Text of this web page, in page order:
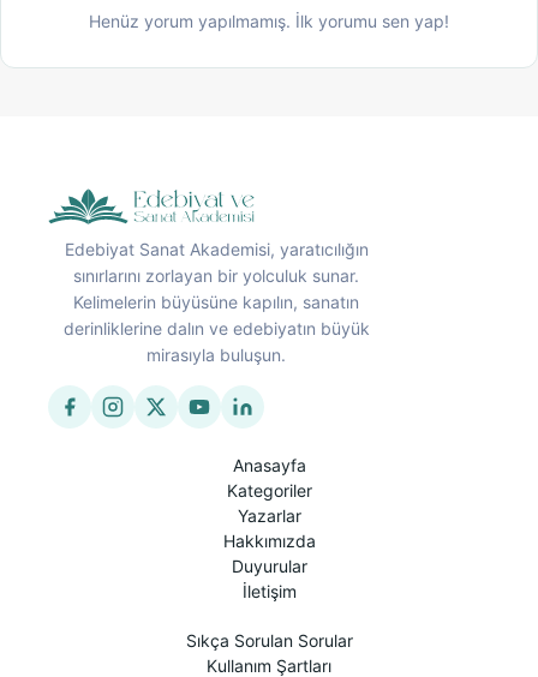
Henüz yorum yapılmamış. İlk yorumu sen yap!
Edebiyat Sanat Akademisi, yaratıcılığın
sınırlarını zorlayan bir yolculuk sunar.
Kelimelerin büyüsüne kapılın, sanatın
derinliklerine dalın ve edebiyatın büyük
mirasıyla buluşun.
Anasayfa
Kategoriler
Yazarlar
Hakkımızda
Duyurular
İletişim
Sıkça Sorulan Sorular
Kullanım Şartları